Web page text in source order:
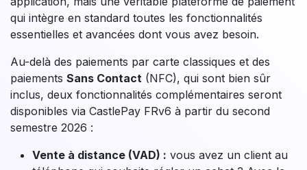
et du commerce alimentaire qui cherchent à optimiser
leur service et leur chiffre d'affaires.
Lesavantagesdes
terminaux Castles
Technology